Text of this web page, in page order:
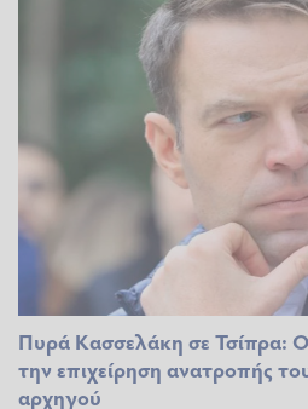
Πυρά Κασσελάκη σε Τσίπρα:
την επιχείρηση ανατροπής
αρχηγού